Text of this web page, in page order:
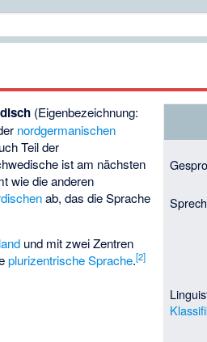
(Eigenbezeichnung:
nordgermanischen
Teil der
ist am nächsten
wie die anderen
ab, das die Sprache
und mit zwei Zentren
plurizentrische Sprache.[2]